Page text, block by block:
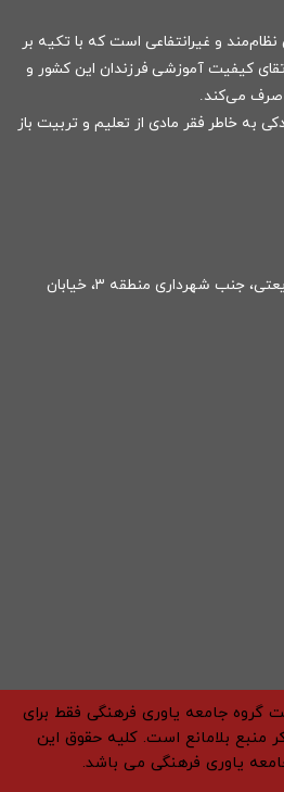
و غیرانتفاعی است که با تکیه بر
کیفیت آموزشی فرزندان این کشور و
صرف می‌کند.
خاطر فقر مادی از تعلیم و تربیت باز
نشانی: تهران، خیابان دکتر شریعتی، جنب شهرداری منطقه ۳، خیابان
گروه جامعه یاوری فرهنگی فقط برای
منبع بلامانع است. کلیه حقوق این
یاوری فرهنگی می باشد.